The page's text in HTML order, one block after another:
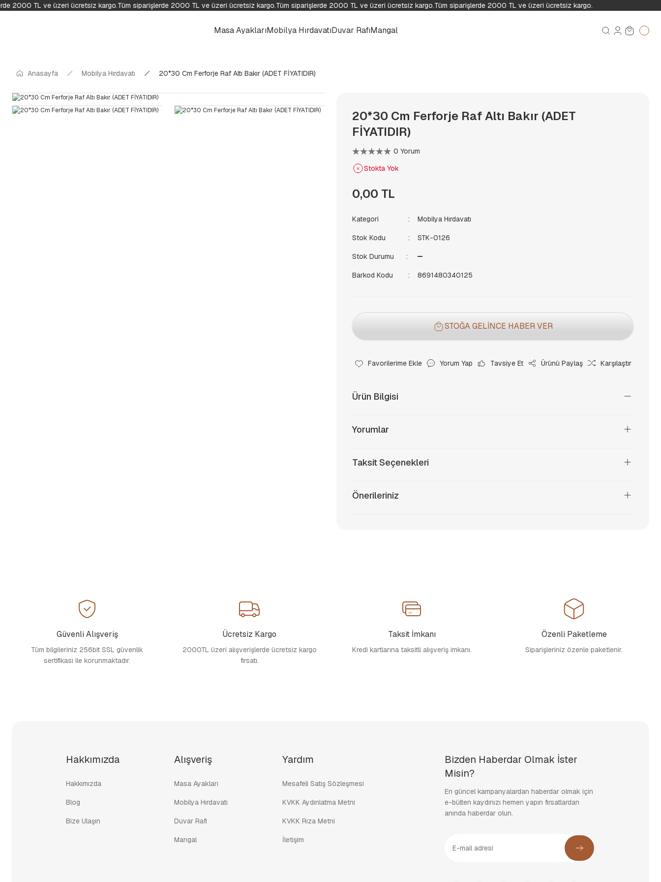
2000 TL ve üzeri ücretsiz kargo.Tüm siparişlerde 2000 TL ve üzeri ücretsiz kargo.Tüm siparişlerde 2000 TL ve üzeri ücretsiz kargo.Tüm siparişlerde 2000 TL ve üzeri ücretsiz kargo.
Masa AyaklarıMobilya HırdavatıDuvar RafıMangal
Anasayfa Mobilya Hırdavatı 20*30 Cm Ferforje Raf Altı Bakır (ADET FİYATIDIR)
20*30 Cm Ferforje Raf Altı Bakır (ADET
FİYATIDIR)
0 Yorum
Stokta Yok
0,00 TL
Kategori Mobilya Hırdavatı
Stok Kodu STK-0126
Stok Durumu
Barkod Kodu 8691480340125
STOĞA GELİNCE HABER VER
Yorum Yap Tavsiye Et Ürünü Paylaş Karşılaştır
Ürün Bilgisi
Yorumlar
Taksit Seçenekleri
Önerileriniz
Güvenli Alışveriş
Tüm bilgileriniz 256bit SSL güvenlik
sertifikası ile korunmaktadır.
Ücretsiz Kargo
2000TL üzeri alışverişlerde ücretsiz kargo
fırsatı.
Taksit İmkanı
Kredi kartlarına taksitli alışveriş imkanı.
Özenli Paketleme
Siparişleriniz özenle paketlenir.
Hakkımızda
Hakkımızda
Blog
Bize Ulaşın
Alışveriş
Masa Ayakları
Mobilya Hırdavatı
Duvar Rafı
Mangal
Yardım
Mesafeli Satış Sözleşmesi
KVKK Aydınlatma Metni
KVKK Rıza Metni
İletişim
Bizden Haberdar Olmak İster
Misin?
En güncel kampanyalardan haberdar olmak için
e-bülten kaydınızı hemen yapın fırsatlardan
anında haberdar olun.